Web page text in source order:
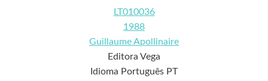
LT010036
1988
Guillaume Apollinaire
Editora Vega
Idioma Português PT